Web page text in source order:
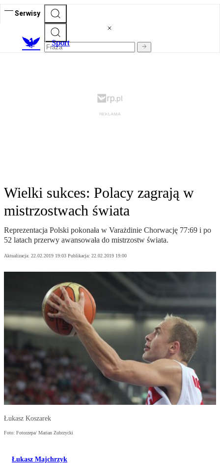
Serwisy
Sport
Wielki sukces: Polacy zagrają w
mistrzostwach świata
Reprezentacja Polski pokonała w Varażdinie Chorwację 77:69 i po
52 latach przerwy awansowała do mistrzostw świata.
Aktualizacja: 22.02.2019 19:03 Publikacja: 22.02.2019 19:00
Łukasz Koszarek
Foto: Fotorzepa/ Marian Zubrzycki
Łukasz Majchrzyk